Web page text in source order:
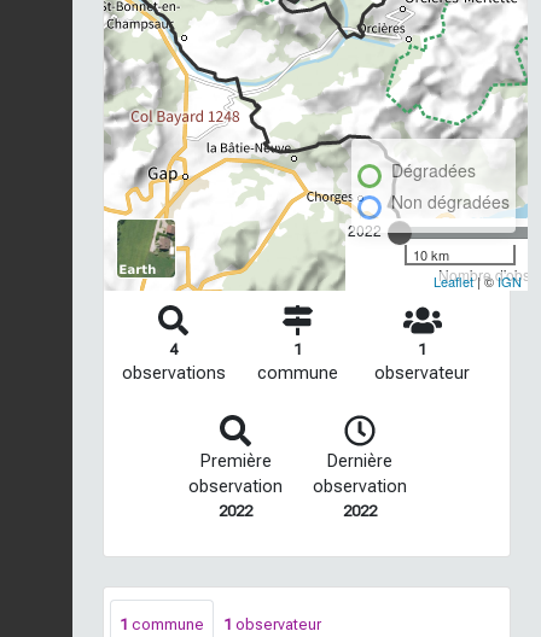
2022
Nombre
Dégradées
Non dégradées
10 km
Leaflet| ©IGN
4
observations
1
commune
1
observateur
Première
observation
2022
Dernière
observation
2022
1 commune 1 observateur